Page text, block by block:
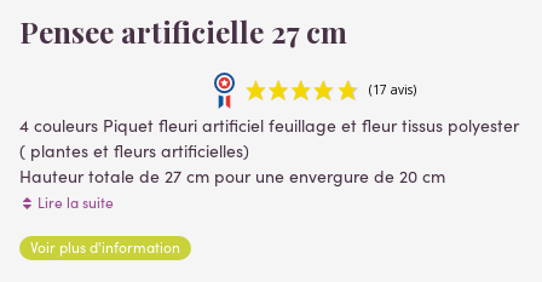
Pensee artificielle 27 cm
4 couleurs Piquet fleuri artificiel feuillage et fleur tissus polyester
( plantes et fleurs artificielles)
Hauteur totale de 27 cm pour une envergure de 20 cm
diamètre fleurs de 4 à 7 cm. Livrée sans pot
Lire la suite
Voir plus d'information